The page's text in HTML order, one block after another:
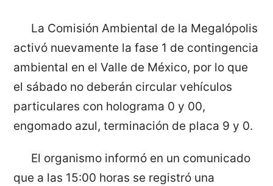
La Comisión Ambiental de la Megalópolis
activó nuevamente la fase 1 de contingencia
ambiental en el Valle de México, por lo que
el sábado no deberán circular vehículos
particulares con holograma 0 y 00,
engomado azul, terminación de placa 9 y 0.
El organismo informó en un comunicado
que a las 15:00 horas se registró una